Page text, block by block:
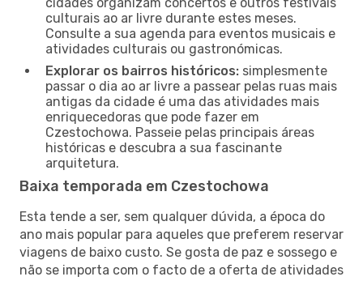
culturais ao ar livre durante estes meses.
Consulte a sua agenda para eventos musicais e
atividades culturais ou gastronómicas.
Explorar os bairros históricos: simplesmente
passar o dia ao ar livre a passear pelas ruas mais
antigas da cidade é uma das atividades mais
enriquecedoras que pode fazer em
Czestochowa. Passeie pelas principais áreas
históricas e descubra a sua fascinante
arquitetura.
Baixa temporada em Czestochowa
Esta tende a ser, sem qualquer dúvida, a época do
ano mais popular para aqueles que preferem reservar
viagens de baixo custo. Se gosta de paz e sossego e
não se importa com o facto de a oferta de atividades